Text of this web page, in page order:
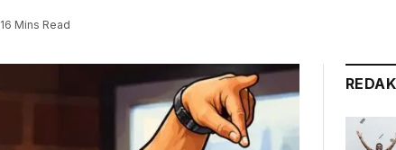
16 Mins Read